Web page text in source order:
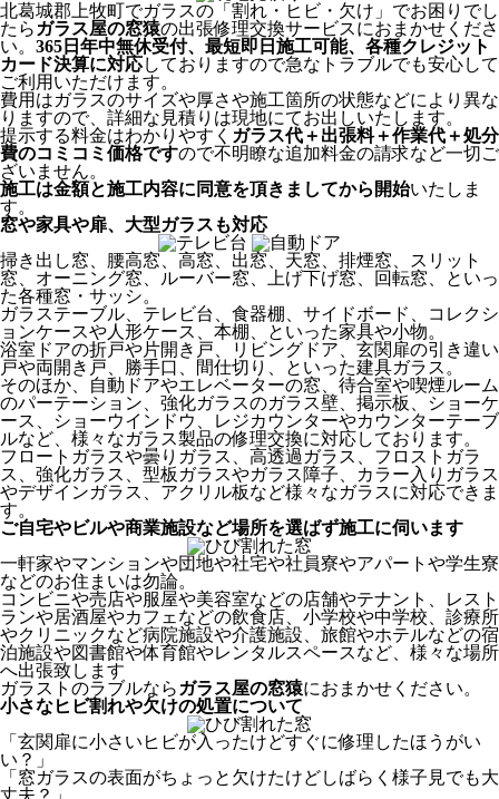
北葛城郡上牧町でガラスの「割れ・ヒビ・欠け」でお困りでし
たら ガラス屋の窓猿の出張修理交換サービスにおまかせくださ
い。 365日年中無休受付、最短即日施工可能、各種クレジット
カード決算に対応しておりますので急なトラブルでも安心して
ご利用いただけます。
費用はガラスのサイズや厚さや施工箇所の状態などにより異な
りますので、詳細な見積りは現地にてお出しいたします。
提示する料金はわかりやすく ガラス代＋出張料＋作業代＋処分
費のコミコミ価格ですので不明瞭な追加料金の請求など一切ご
ざいません。
施工は金額と施工内容に同意を頂きましてから開始いたしま
す。
窓や家具や扉、大型ガラスも対応
掃き出し窓、腰高窓、高窓、出窓、天窓、排煙窓、スリット
窓、オーニング窓、ルーバー窓、上げ下げ窓、回転窓、といっ
た各種窓・サッシ。
ガラステーブル、テレビ台、食器棚、サイドボード、コレクシ
ョンケースや人形ケース、本棚、といった家具や小物。
浴室ドアの折戸や片開き戸、リビングドア、玄関扉の引き違い
戸や両開き戸、勝手口、間仕切り、といった建具ガラス。
そのほか、自動ドアやエレベーターの窓、待合室や喫煙ルーム
のパーテーション、強化ガラスのガラス壁、掲示板、ショーケ
ース、ショーウインドウ、レジカウンターやカウンターテーブ
ルなど、様々なガラス製品の修理交換に対応しております。
フロートガラスや曇りガラス、高透過ガラス、フロストガラ
ス、強化ガラス、型板ガラスやガラス障子、カラー入りガラス
やデザインガラス、アクリル板など様々なガラスに対応できま
す。
ご自宅やビルや商業施設など場所を選ばず施工に伺います
一軒家やマンションや団地や社宅や社員寮やアパートや学生寮
などのお住まいは勿論。
コンビニや売店や服屋や美容室などの店舗やテナント、レスト
ランや居酒屋やカフェなどの飲食店、小学校や中学校、診療所
やクリニックなど病院施設や介護施設、旅館やホテルなどの宿
泊施設や図書館や体育館やレンタルスペースなど、様々な場所
へ出張致します
ガラストのラブルなら ガラス屋の窓猿におまかせください。
小さなヒビ割れや欠けの処置について
「玄関扉に小さいヒビが入ったけどすぐに修理したほうがい
い？」
「窓ガラスの表面がちょっと欠けたけどしばらく様子見でも大
丈夫？」